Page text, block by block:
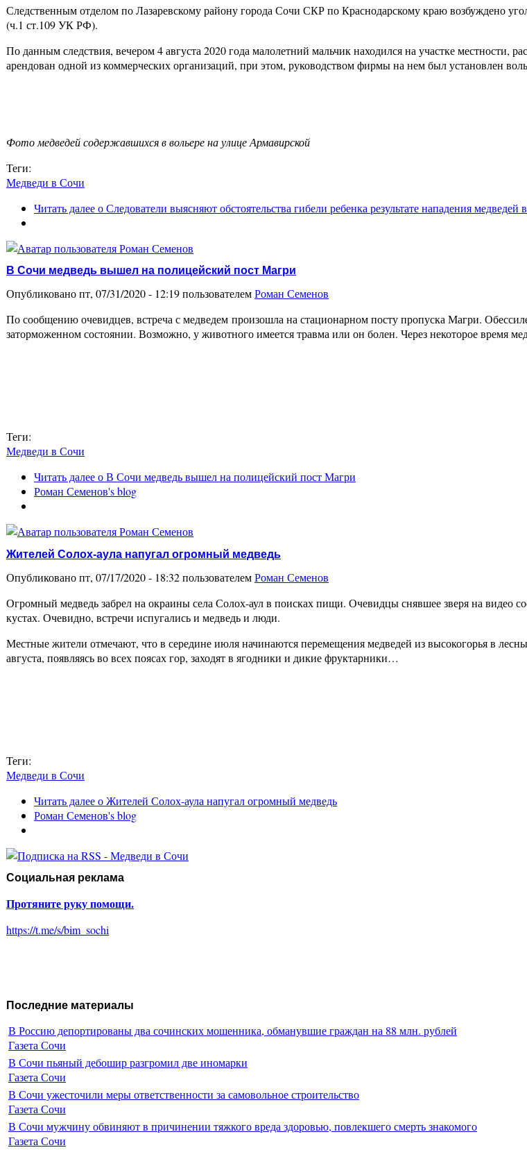
Следственным отделом по Лазаревскому району города Сочи СКР по Краснодарскому краю возбуждено
(ч.1 ст.109 УК РФ).
По данным следствия, вечером 4 августа 2020 года малолетний мальчик находился на участке
арендован одной из коммерческих организаций, при этом, руководством фирмы на нем был установлен
Фото медведей содержавшихся в вольере на улице Армавирской
Теги:
Медведи в Сочи
Читать далеео Следователи выясняют обстоятельства гибели ребенка результате нападения медведей
В Сочи медведь вышел на полицейский пост Магри
Опубликовано пт, 07/31/2020 - 12:19 пользователемРоман Семенов
По сообщению очевидцев, встреча с медведем произошла на стационарном посту пропуска Магри.
заторможенном состоянии. Возможно, у животного имеется травма или он болен. Через некоторое время
Теги:
Медведи в Сочи
Читать далеео В Сочи медведь вышел на полицейский пост Магри
Роман Семенов's blog
Жителей Солох-аула напугал огромный медведь
Опубликовано пт, 07/17/2020 - 18:32 пользователемРоман Семенов
Огромный медведь забрел на окраины села Солох-аул в поисках пищи. Очевидцы снявшее зверя на видео
кустах. Очевидно, встречи испугались и медведь и люди.
Местные жители отмечают, что в середине июля начинаются перемещения медведей из высокогорья в
августа, появляясь во всех поясах гор, заходят в ягодники и дикие фруктарники…
Теги:
Медведи в Сочи
Читать далеео Жителей Солох-аула напугал огромный медведь
Роман Семенов's blog
Социальная реклама
Протяните руку помощи.
https://t.me/s/bim_sochi
Последние материалы
В Россию депортированы два сочинских мошенника, обманувшие граждан на 88 млн. рублей
Газета Сочи
В Сочи пьяный дебошир разгромил две иномарки
Газета Сочи
В Сочи ужесточили меры ответственности за самовольное строительство
Газета Сочи
В Сочи мужчину обвиняют в причинении тяжкого вреда здоровью, повлекшего смерть знакомого
Газета Сочи